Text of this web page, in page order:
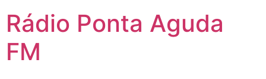
para
conteúdo
Rádio Ponta Aguda
FM